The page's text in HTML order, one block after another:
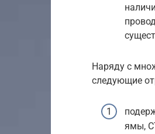
Наряду с
следующие
ямы,